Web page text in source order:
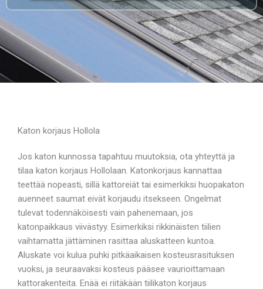
Katon korjaus Hollola
Jos katon kunnossa tapahtuu muutoksia, ota yhteyttä ja
tilaa katon korjaus Hollolaan. Katonkorjaus kannattaa
teettää nopeasti, sillä kattoreiät tai esimerkiksi huopakaton
auenneet saumat eivät korjaudu itsekseen. Ongelmat
tulevat todennäköisesti vain pahenemaan, jos
katonpaikkaus viivästyy. Esimerkiksi rikkinäisten tiilien
vaihtamatta jättäminen rasittaa aluskatteen kuntoa.
Aluskate voi kulua puhki pitkäaikaisen kosteusrasituksen
vuoksi, ja seuraavaksi kosteus pääsee vaurioittamaan
kattorakenteita. Enää ei riitäkään tiilikaton korjaus